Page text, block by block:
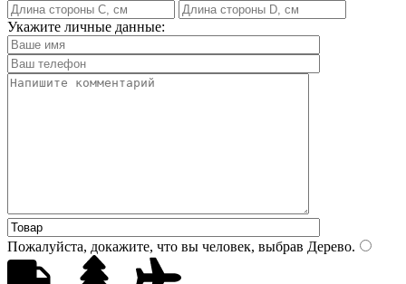
Укажите личные данные:
Пожалуйста, докажите, что вы человек, выбрав Дерево.